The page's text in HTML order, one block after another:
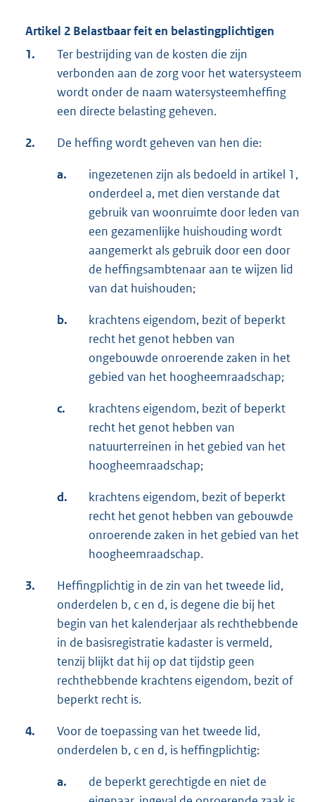
Artikel 2 Belastbaar feit en belastingplichtigen
1.
Ter bestrijding van de kosten die zijn
verbonden aan de zorg voor het watersysteem
wordt onder de naam watersysteemheffing
een directe belasting geheven.
2. De heffing wordt geheven van hen die:
a.
ingezetenen zijn als bedoeld in artikel 1,
onderdeel a, met dien verstande dat
gebruik van woonruimte door leden van
een gezamenlijke huishouding wordt
aangemerkt als gebruik door een door
de heffingsambtenaar aan te wijzen lid
van dat huishouden;
b.
krachtens eigendom, bezit of beperkt
recht het genot hebben van
ongebouwde onroerende zaken in het
gebied van het hoogheemraadschap;
c.
krachtens eigendom, bezit of beperkt
recht het genot hebben van
natuurterreinen in het gebied van het
hoogheemraadschap;
d.
krachtens eigendom, bezit of beperkt
recht het genot hebben van gebouwde
onroerende zaken in het gebied van het
hoogheemraadschap.
3.
Heffingplichtig in de zin van het tweede lid,
onderdelen b, c en d, is degene die bij het
begin van het kalenderjaar als rechthebbende
in de basisregistratie kadaster is vermeld,
tenzij blijkt dat hij op dat tijdstip geen
rechthebbende krachtens eigendom, bezit of
beperkt recht is.
4.
Voor de toepassing van het tweede lid,
onderdelen b, c en d, is heffingplichtig:
a.
de beperkt gerechtigde en niet de